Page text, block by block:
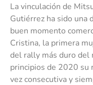
La vinculación de
Gutiérrez ha sido una
buen momento
Cristina, la primera
del rally más duro del
principios de 2020 su
vez consecutiva y